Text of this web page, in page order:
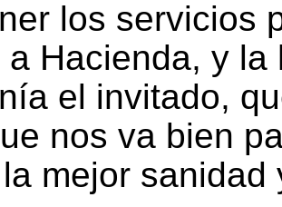
los servicios
a Hacienda, y la
el invitado,
nos va bien
mejor sanidad